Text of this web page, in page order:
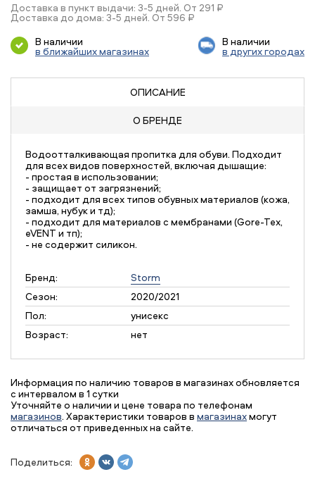
Доставка в пункт выдачи: 3-5 дней. От 291 ₽
Доставка до дома: 3-5 дней. От 596 ₽
В наличии
в ближайших магазинах
В наличии
в других городах
ОПИСАНИЕ
О БРЕНДЕ
Водоотталкивающая пропитка для обуви. Подходит
для всех видов поверхностей, включая дышащие:
- простая в использовании;
- защищает от загрязнений;
- подходит для всех типов обувных материалов (кожа,
замша, нубук и тд);
- подходит для материалов с мембранами (Gore-Tex,
eVENT и тп);
- не содержит силикон.
Бренд:
Storm
Сезон:
2020/2021
Пол:
унисекс
Возраст:
нет
Информация по наличию товаров в магазинах обновляется
с интервалом в 1 сутки
Уточняйте о наличии и цене товара по телефонам
магазинов. Характеристики товаров в магазинахмогут
отличаться от приведенных на сайте.
Поделиться: